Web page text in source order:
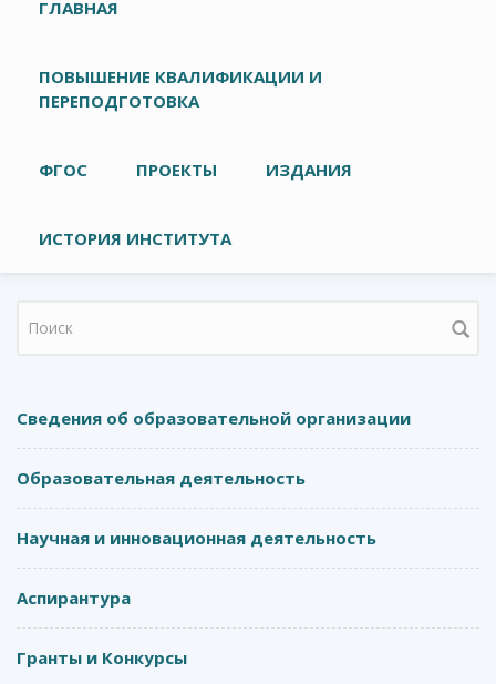
Главное меню
ГЛАВНАЯ
ПОВЫШЕНИЕ КВАЛИФИКАЦИИ И
ПЕРЕПОДГОТОВКА
ФГОС ПРОЕКТЫ ИЗДАНИЯ
ИСТОРИЯ ИНСТИТУТА
Форма поиска
Сведения об образовательной организации
Образовательная деятельность
Научная и инновационная деятельность
Аспирантура
Гранты и Конкурсы